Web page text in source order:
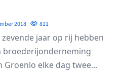
2018 811
zevende jaar op rij hebben
broederijonderneming
Groenlo elke dag twee...